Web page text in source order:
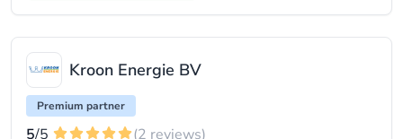
Kroon Energie BV
Premium partner
5/5
(2 reviews)